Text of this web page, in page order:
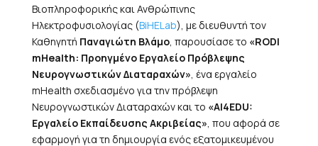
Βιοπληροφορικής και Ανθρώπινης
Ηλεκτροφυσιολογίας (BiHELab), με διευθυντή τον
Καθηγητή Παναγιώτη Βλάμο, παρουσίασε το «RODI
mHealth: Προηγμένο Εργαλείο Πρόβλεψης
Νευρογνωστικών Διαταραχών» , ένα εργαλείο
mHealth σχεδιασμένο για την πρόβλεψη
Νευρογνωστικών Διαταραχών και το «AI4EDU:
Εργαλείο Εκπαίδευσης Ακριβείας» , που αφορά σε
εφαρμογή για τη δημιουργία ενός εξατομικευμένου